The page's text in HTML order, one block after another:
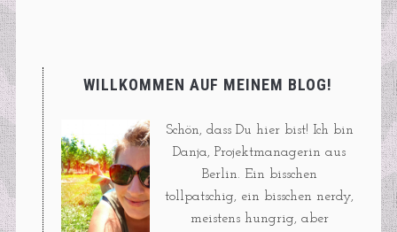
WILLKOMMEN AUF MEINEM BLOG!
Schön, dass Du hier bist! Ich bin
Danja, Projektmanagerin aus
Berlin. Ein bisschen
tollpatschig, ein bisschen nerdy,
meistens hungrig, aber